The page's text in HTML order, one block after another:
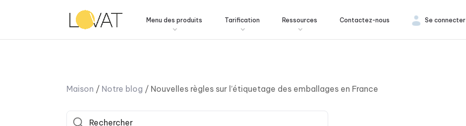
Menu des produits Tarification Ressources Contactez-nous Se connecter
Maison / Notre blog / Nouvelles règles sur l’étiquetage des emballages en France